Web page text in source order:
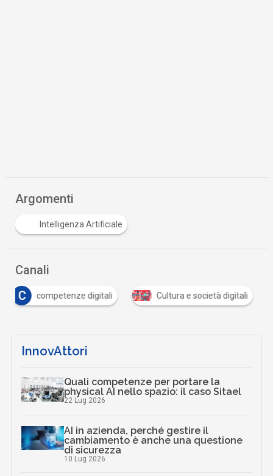
Argomenti
Intelligenza Artificiale
Canali
C
competenze digitali Cultura e società digitali
InnovAttori
Quali competenze per portare la
physical AI nello spazio: il caso Sitael
22 Lug 2026
AI in azienda, perché gestire il
cambiamento è anche una questione
di sicurezza
10 Lug 2026